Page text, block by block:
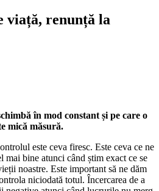
viață, renunță la
în mod constant și pe care o
mică măsură.
este ceva firesc. Este ceva ce ne
bine atunci când știm exact ce se
noastre. Este important să ne dăm
niciodată totul. Încercarea de a